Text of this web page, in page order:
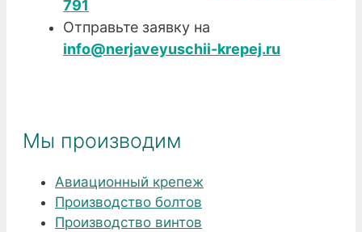
791
Отправьте заявку на
info@nerjaveyuschii-krepej.ru
Мы производим
Авиационный крепеж
Производство болтов
Производство винтов